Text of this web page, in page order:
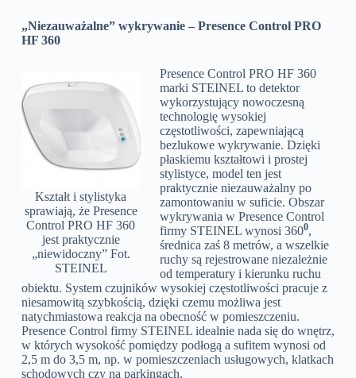
„Niezauważalne” wykrywanie – Presence Control PRO
HF 360
Kształt i stylistyka
sprawiają, że Presence
Control PRO HF 360
jest praktycznie
„niewidoczny” Fot.
STEINEL
Presence Control PRO HF 360
marki STEINEL to detektor
wykorzystujący nowoczesną
technologię wysokiej
częstotliwości, zapewniającą
bezlukowe wykrywanie. Dzięki
płaskiemu kształtowi i prostej
stylistyce, model ten jest
praktycznie niezauważalny po
zamontowaniu w suficie. Obszar
wykrywania w Presence Control
firmy STEINEL wynosi 3600,
średnica zaś 8 metrów, a wszelkie
ruchy są rejestrowane niezależnie
od temperatury i kierunku ruchu
obiektu. System czujników wysokiej częstotliwości pracuje z
niesamowitą szybkością, dzięki czemu możliwa jest
natychmiastowa reakcja na obecność w pomieszczeniu.
Presence Control firmy STEINEL idealnie nada się do wnętrz,
w których wysokość pomiędzy podłogą a sufitem wynosi od
2,5 m do 3,5 m, np. w pomieszczeniach usługowych, klatkach
schodowych czy na parkingach.